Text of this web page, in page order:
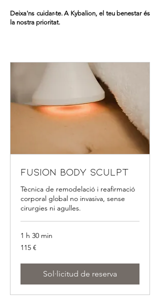
Deixa'ns cuidar-te. A Kybalion, el teu benestar és
la nostra prioritat.
Fusion Body Sculpt
Tècnica de remodelació i reafirmació
corporal global no invasiva, sense
cirurgies ni agulles.
1 h 30 min
115
euros
115 €
Sol·licitud de reserva